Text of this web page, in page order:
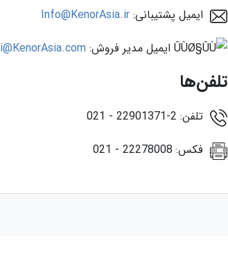
ایمیل پشتیبانی: Info@KenorAsia.ir
ایمیل مدیر فروش:
تلفن‌ها
تلفن: 2-22901371 - 021
فکس: 22278008 - 021